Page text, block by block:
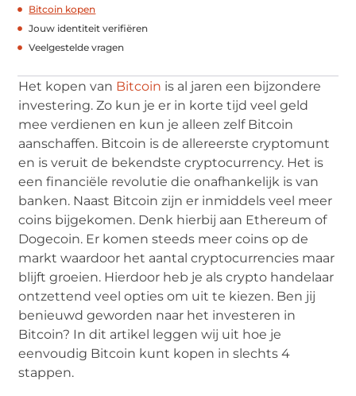
Bitcoin kopen
Jouw identiteit verifiëren
Veelgestelde vragen
Het kopen van Bitcoin is al jaren een bijzondere
investering. Zo kun je er in korte tijd veel geld
mee verdienen en kun je alleen zelf Bitcoin
aanschaffen. Bitcoin is de allereerste cryptomunt
en is veruit de bekendste cryptocurrency. Het is
een financiële revolutie die onafhankelijk is van
banken. Naast Bitcoin zijn er inmiddels veel meer
coins bijgekomen. Denk hierbij aan Ethereum of
Dogecoin. Er komen steeds meer coins op de
markt waardoor het aantal cryptocurrencies maar
blijft groeien. Hierdoor heb je als crypto handelaar
ontzettend veel opties om uit te kiezen. Ben jij
benieuwd geworden naar het investeren in
Bitcoin? In dit artikel leggen wij uit hoe je
eenvoudig Bitcoin kunt kopen in slechts 4
stappen.